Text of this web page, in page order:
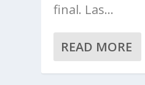
final. Las...
READ MORE